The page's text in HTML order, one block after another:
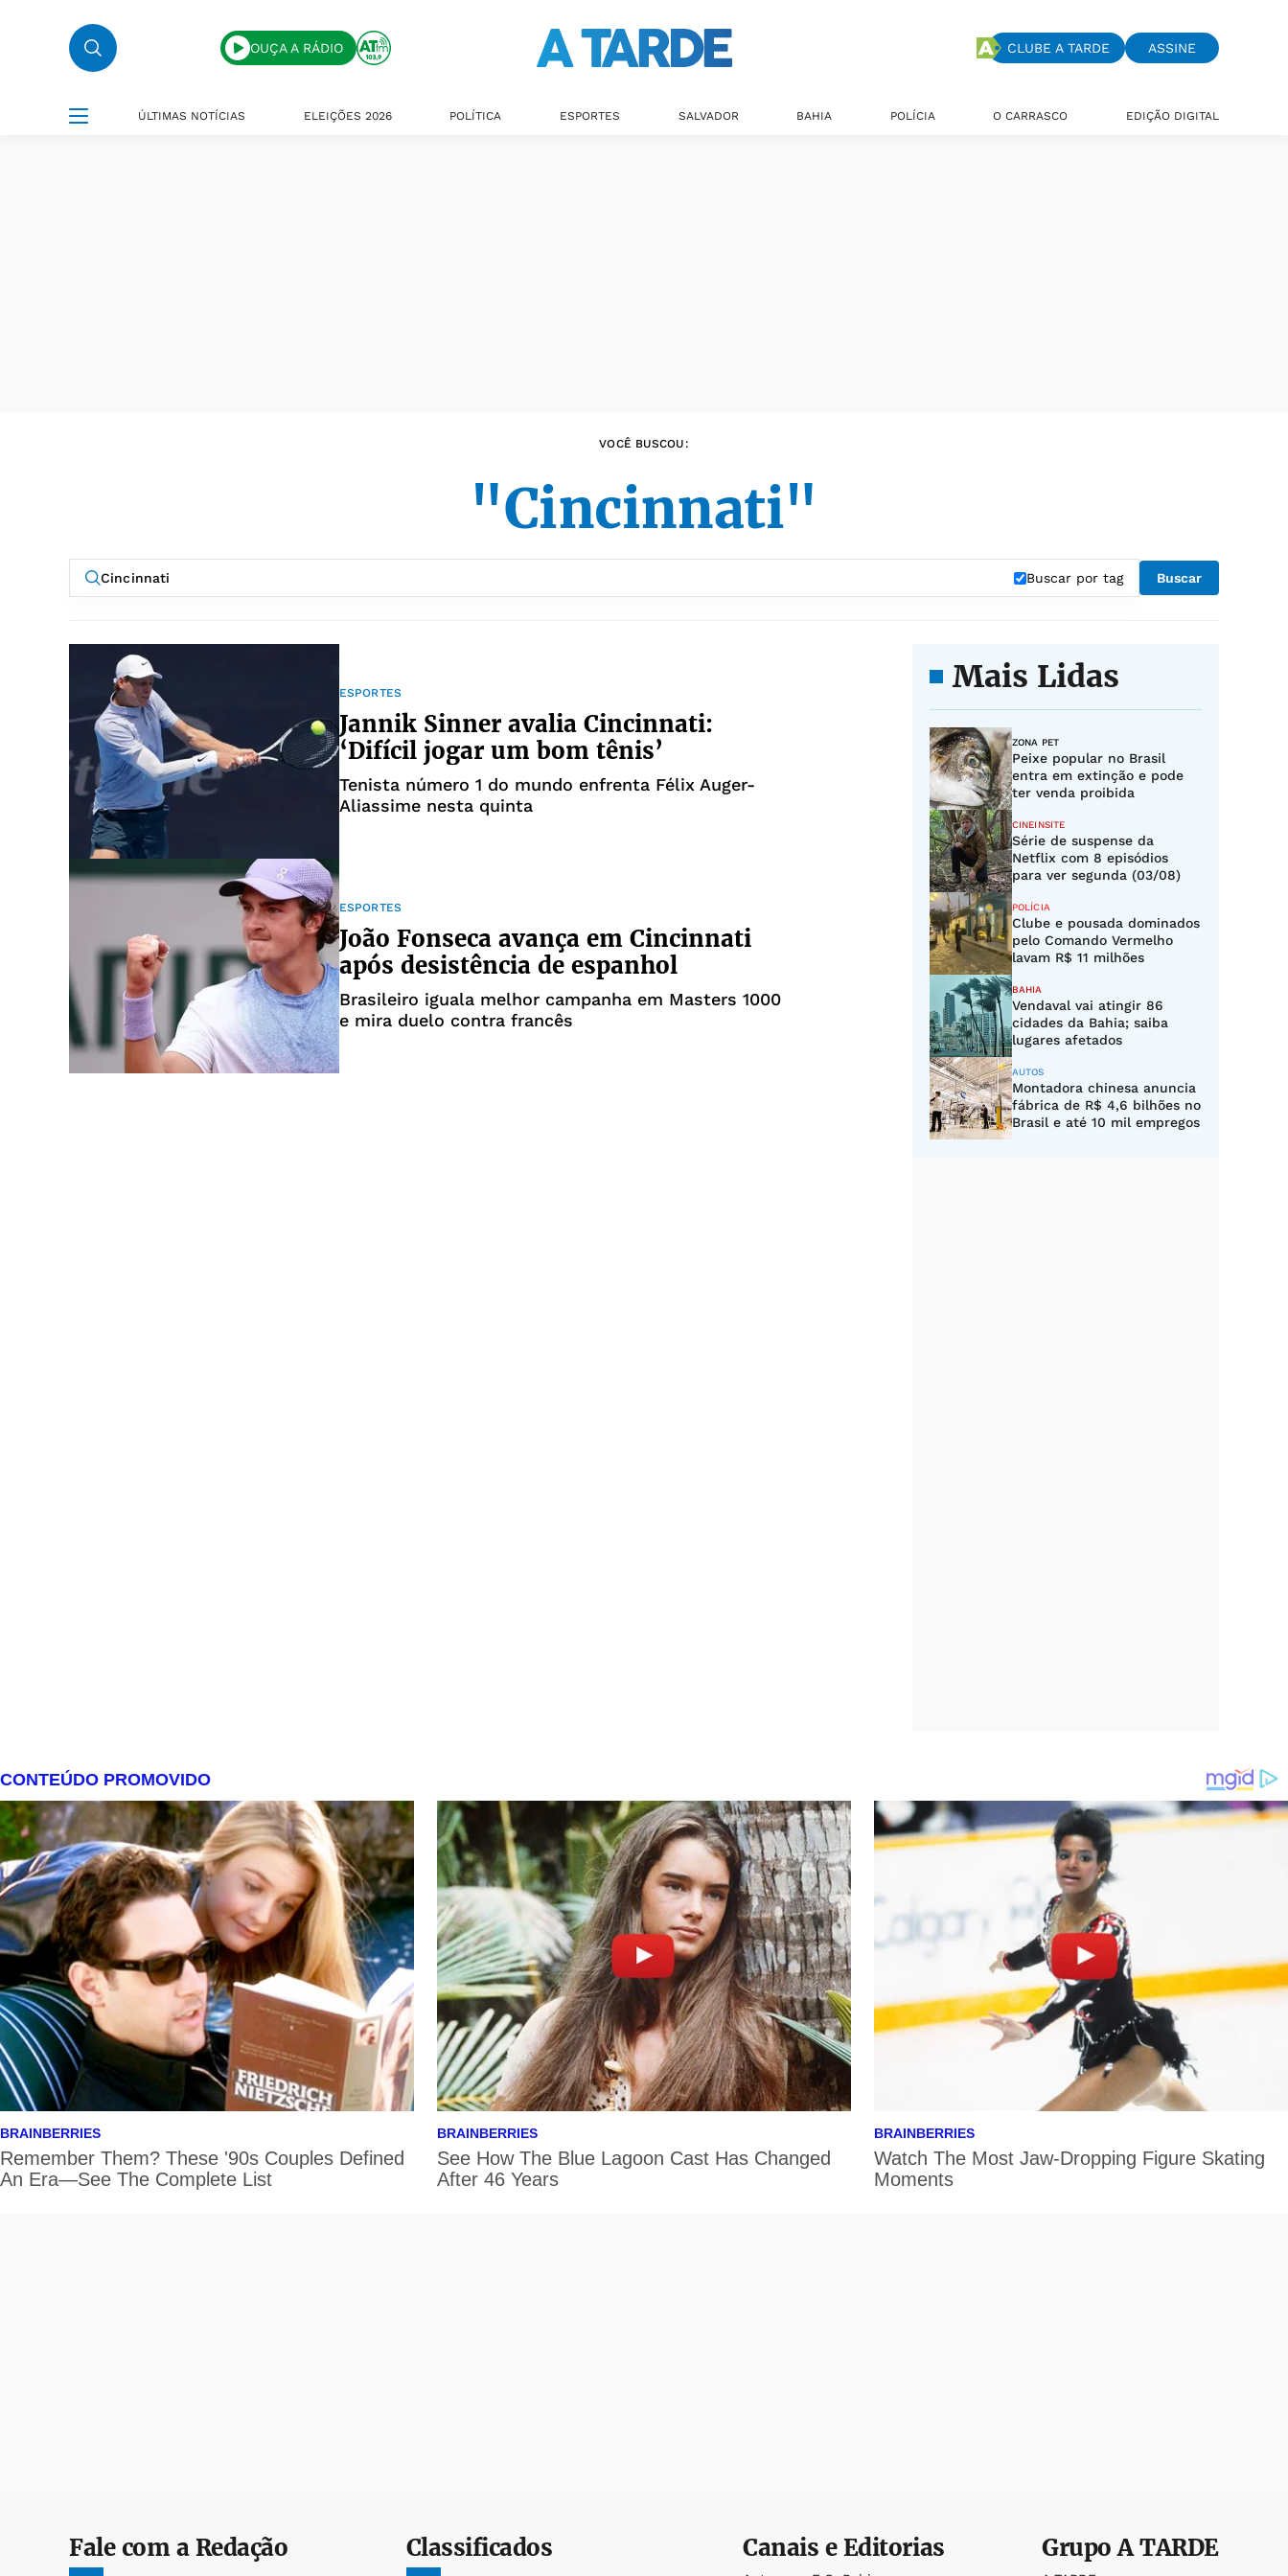
OUÇA A RÁDIO CLUBE A TARDE ASSINE
ÚLTIMAS NOTÍCIAS ELEIÇÕES 2026 POLÍTICA ESPORTES SALVADOR BAHIA POLÍCIA O CARRASCO EDIÇÃO DIGITAL
VOCÊ BUSCOU:
"Cincinnati"
Buscar por tag Buscar
ESPORTES
Jannik Sinner avalia Cincinnati:
‘Difícil jogar um bom tênis’
Tenista número 1 do mundo enfrenta Félix Auger-
Aliassime nesta quinta
ESPORTES
João Fonseca avança em Cincinnati
após desistência de espanhol
Brasileiro iguala melhor campanha em Masters 1000
e mira duelo contra francês
Mais Lidas
ZONA PET
Peixe popular no Brasil
entra em extinção e pode
ter venda proibida
CINEINSITE
Série de suspense da
Netflix com 8 episódios
para ver segunda (03/08)
POLÍCIA
Clube e pousada dominados
pelo Comando Vermelho
lavam R$ 11 milhões
BAHIA
Vendaval vai atingir 86
cidades da Bahia; saiba
lugares afetados
AUTOS
Montadora chinesa anuncia
fábrica de R$ 4,6 bilhões no
Brasil e até 10 mil empregos
Fale com a Redação Classificados Canais e Editorias GrupoA TARDE